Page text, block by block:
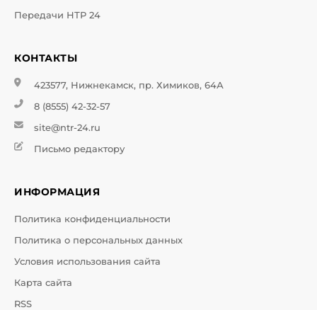
Передачи НТР 24
КОНТАКТЫ
423577, Нижнекамск, пр. Химиков, 64А
8 (8555) 42-32-57
site@ntr-24.ru
Письмо редактору
ИНФОРМАЦИЯ
Политика конфиденциальности
Политика о персональных данных
Условия использования сайта
Карта сайта
RSS